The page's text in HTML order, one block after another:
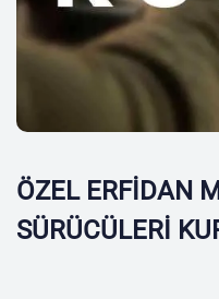
ÖZEL ERFİDAN
SÜRÜCÜLERİ